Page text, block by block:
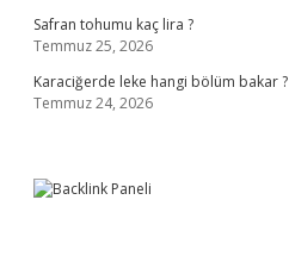
Safran tohumu kaç lira ?
Temmuz 25, 2026
Karaciğerde leke hangi bölüm bakar ?
Temmuz 24, 2026